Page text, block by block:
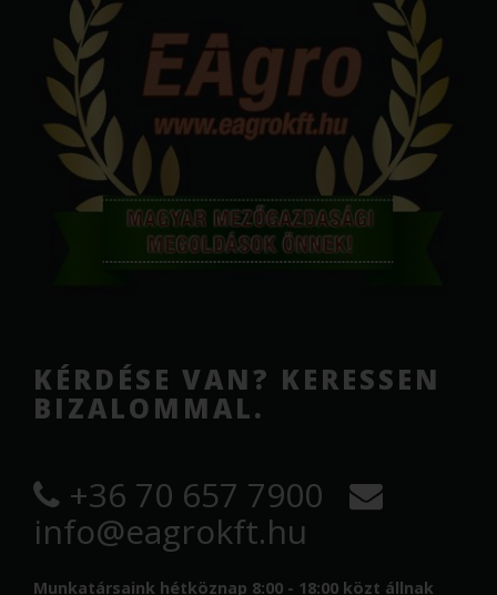
KÉRDÉSE VAN? KERESSEN
BIZALOMMAL.
+36 70 657 7900
info@eagrokft.hu
Munkatársaink hétköznap 8:00 - 18:00 közt állnak